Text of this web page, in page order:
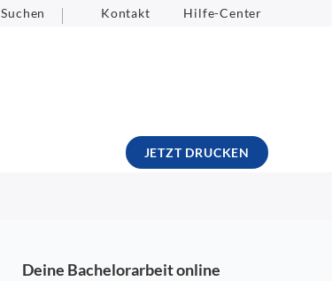
Suchen Kontakt Hilfe-Center
JETZT DRUCKEN
Deine Bachelorarbeit online